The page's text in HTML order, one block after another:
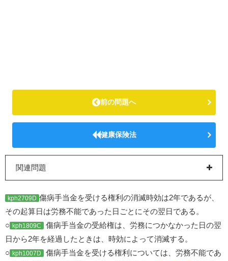
前の問題へ
健康保険法
関連問題
kph2709D 傷病手当金を受ける権利の消滅時効は2年であるが、
その起算日は労務不能であった日ごとにその翌日である。
○ kph1809C
傷病手当金の受給権は、労務につかなかった日の翌
日から2年を経過したときは、時効によって消滅する。
○ kph1007D
傷病手当金を受ける権利については、労務不能であ